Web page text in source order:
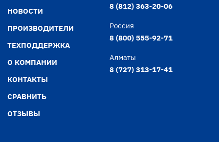
НОВОСТИ
ПРОИЗВОДИТЕЛИ
ТЕХПОДДЕРЖКА
О КОМПАНИИ
КОНТАКТЫ
СРАВНИТЬ
ОТЗЫВЫ
8 (812) 363-20-06
Россия
8 (800) 555-92-71
Алматы
8 (727) 313-17-41